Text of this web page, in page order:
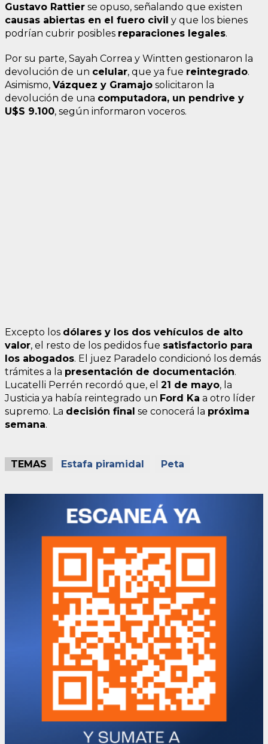
Gustavo Rattier se opuso, señalando que existen
causas abiertas en el fuero civil y que los bienes
podrían cubrir posibles reparaciones legales.
Por su parte, Sayah Correa y Wintten gestionaron la
devolución de un celular, que ya fue reintegrado.
Asimismo, Vázquez y Gramajo solicitaron la
devolución de una computadora, un pendrive y
U$S 9.100, según informaron voceros.
Excepto los dólares y los dos vehículos de alto
valor, el resto de los pedidos fue satisfactorio para
los abogados. El juez Paradelo condicionó los demás
trámites a la presentación de documentación.
Lucatelli Perrén recordó que, el 21 de mayo, la
Justicia ya había reintegrado un Ford Ka a otro líder
supremo. La decisión final se conocerá la próxima
semana.
TEMAS Estafa piramidal Peta